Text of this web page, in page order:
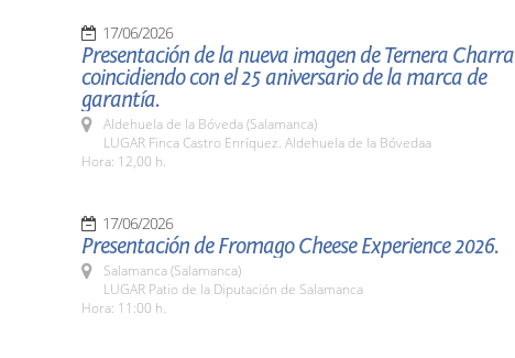
17/06/2026
Presentación de la nueva imagen de Ternera Charra
coincidiendo con el 25 aniversario de la marca de
garantía.
Aldehuela de la Bóveda (Salamanca)
LUGAR Finca Castro Enríquez. Aldehuela de la Bóvedaa
Hora: 12,00 h.
17/06/2026
Presentación de Fromago Cheese Experience 2026.
Salamanca (Salamanca)
LUGAR Patio de la Diputación de Salamanca
Hora: 11:00 h.